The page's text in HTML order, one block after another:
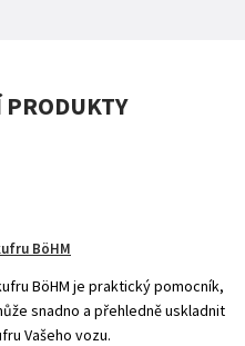
BöHM
BöHM je praktický pomocník,
snadno a přehledně uskladnit
Vašeho vozu.